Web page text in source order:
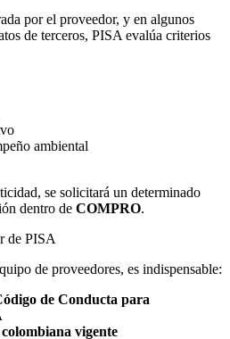
por el proveedor, y en algunos
de terceros, PISA evalúa criterios
ambiental
se solicitará un determinado
dentro de COMPRO.
de PISA
de proveedores, es indispensable:
de Conducta para
vigente